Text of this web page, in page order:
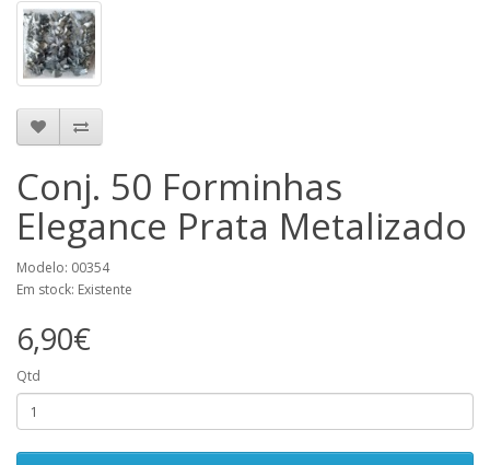
Conj. 50 Forminhas
Elegance Prata Metalizado
Modelo: 00354
Em stock: Existente
6,90€
Qtd